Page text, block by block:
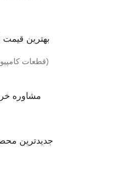
بهترین قیمت
(قطعات
مشاوره
جدیدترین